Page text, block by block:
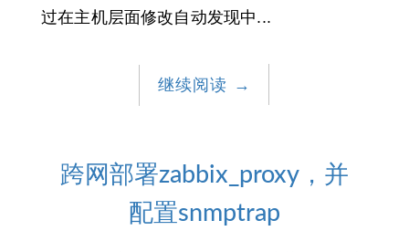
过在主机层面修改自动发现中...
继续阅读 →
跨网部署zabbix_proxy，并
配置snmptrap